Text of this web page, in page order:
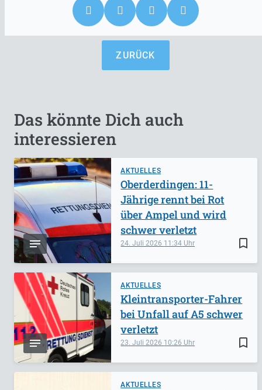
ZURÜCK
Das könnte Dich auch
interessieren
AKTUELLES
bookmark_border
24. Juli 2026 11:34
Oberderdingen: 11-
Jährige rennt bei Rot
über Ampel und wird
schwer verletzt
AKTUELLES
bookmark_border
23. Juli 2026 10:26
Kleintransporter-Fahrer
bei Unfall auf A5 schwer
verletzt
AKTUELLES